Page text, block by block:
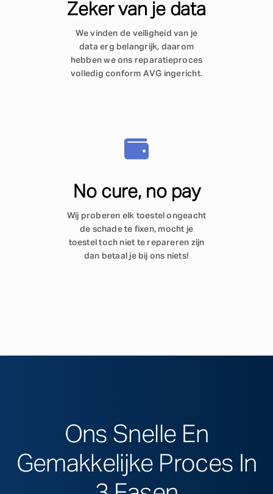
Zeker van je data
We vinden de veiligheid van je
data erg belangrijk, daarom
hebben we ons reparatieproces
volledig conform AVG ingericht.
No cure, no pay
Wij proberen elk toestel ongeacht
de schade te fixen, mocht je
toestel toch niet te repareren zijn
dan betaal je bij ons niets!
Ons Snelle En
Gemakkelijke Proces In